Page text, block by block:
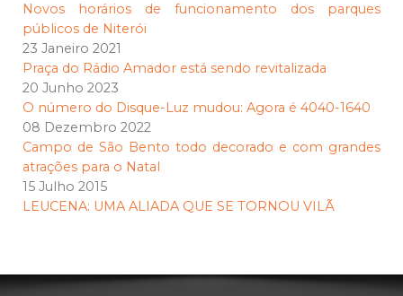
Novos horários de funcionamento dos parques
públicos de Niterói
23 Janeiro 2021
Praça do Rádio Amador está sendo revitalizada
20 Junho 2023
O número do Disque-Luz mudou: Agora é 4040-1640
08 Dezembro 2022
Campo de São Bento todo decorado e com grandes
atrações para o Natal
15 Julho 2015
LEUCENA: UMA ALIADA QUE SE TORNOU VILÃ